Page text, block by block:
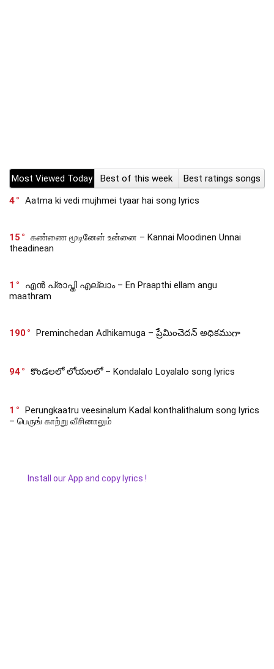
Most Viewed Today Best of this week
Best ratings songs
4
Aatma ki vedi mujhmei tyaar hai song lyrics
15
கண்ணை மூடினேன் உன்னை – Kannai Moodinen Unnai
theadinean
1
എൻ പ്രാപ്തി എല്ലാം – En Praapthi ellam angu
maathram
190 Preminchedan Adhikamuga – ప్రేమించెదన్ అధికముగా
94 కొండలలో లోయలలో – Kondalalo Loyalalo song lyrics
1
Perungkaatru veesinalum Kadal konthalithalum song lyrics
– பெருங் காற்று வீசினாலும்
Install our App and copy lyrics !